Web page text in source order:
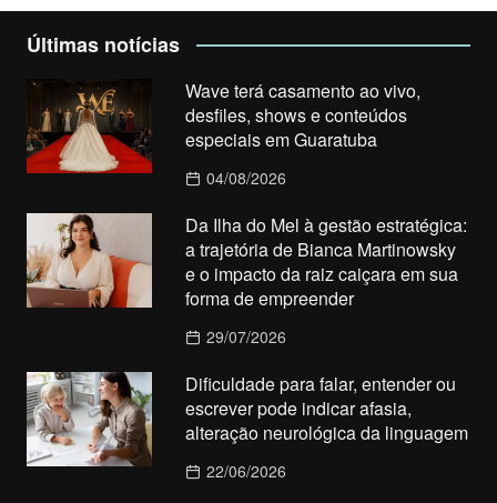
Últimas notícias
Wave terá casamento ao vivo,
desfiles, shows e conteúdos
especiais em Guaratuba
04/08/2026
Da Ilha do Mel à gestão estratégica:
a trajetória de Bianca Martinowsky
e o impacto da raiz caiçara em sua
forma de empreender
29/07/2026
Dificuldade para falar, entender ou
escrever pode indicar afasia,
alteração neurológica da linguagem
22/06/2026